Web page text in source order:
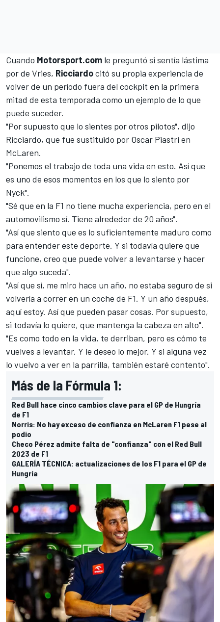
Cuando Motorsport.com le preguntó si sentía lástima
por de Vries, Ricciardocitó su propia experiencia de
volver de un período fuera del cockpit en la primera
mitad de esta temporada como un ejemplo de lo que
puede suceder.
"Por supuesto que lo sientes por otros pilotos", dijo
Ricciardo, que fue sustituido por Oscar Piastri en
McLaren.
"Ponemos el trabajo de toda una vida en esto. Así que
es uno de esos momentos en los que lo siento por
Nyck".
"Sé que en la F1 no tiene mucha experiencia, pero en el
automovilismo sí. Tiene alrededor de 20 años".
"Así que siento que es lo suficientemente maduro como
para entender este deporte. Y si todavía quiere que
funcione, creo que puede volver a levantarse y hacer
que algo suceda".
"Así que sí, me miro hace un año, no estaba seguro de si
volvería a correr en un coche de F1. Y un año después,
aquí estoy. Así que pueden pasar cosas. Por supuesto,
si todavía lo quiere, que mantenga la cabeza en alto".
"Es como todo en la vida, te derriban, pero es cómo te
vuelves a levantar. Y le deseo lo mejor. Y si alguna vez
lo vuelvo a ver en la parrilla, también estaré contento".
Más de la Fórmula 1:
Red Bull hace cinco cambios clave para el GP de Hungría
de F1
Norris: No hay exceso de confianza en McLaren F1 pese al
podio
Checo Pérez admite falta de "confianza" con el Red Bull
2023 de F1
GALERÍA TÉCNICA: actualizaciones de los F1 para el GP de
Hungría